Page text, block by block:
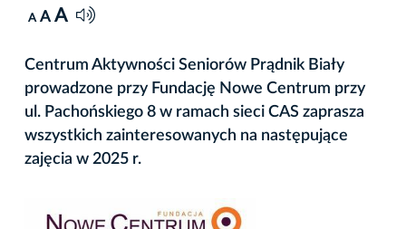
A A A
Centrum Aktywności Seniorów Prądnik Biały
prowadzone przy Fundację Nowe Centrum przy
ul. Pachońskiego 8 w ramach sieci CAS zaprasza
wszystkich zainteresowanych na następujące
zajęcia w 2025 r.